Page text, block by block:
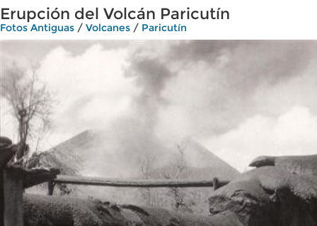
Erupción del Volcán Paricutín
Fotos Antiguas / Volcanes / Paricutín